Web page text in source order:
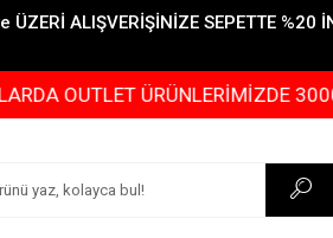
ALIŞVERİŞİNİZE SEPETTE
ÜRÜNLERİMİZDE 3000 TL